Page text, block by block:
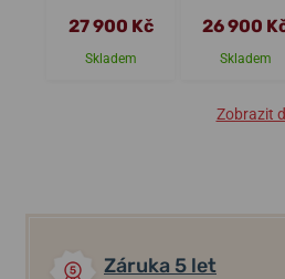
27 900 Kč
Skladem
26 900
Skladem
Zobrazit
Záruka 5 let